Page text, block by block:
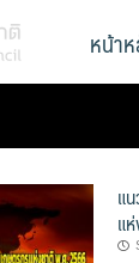
หน้า
แ
แ